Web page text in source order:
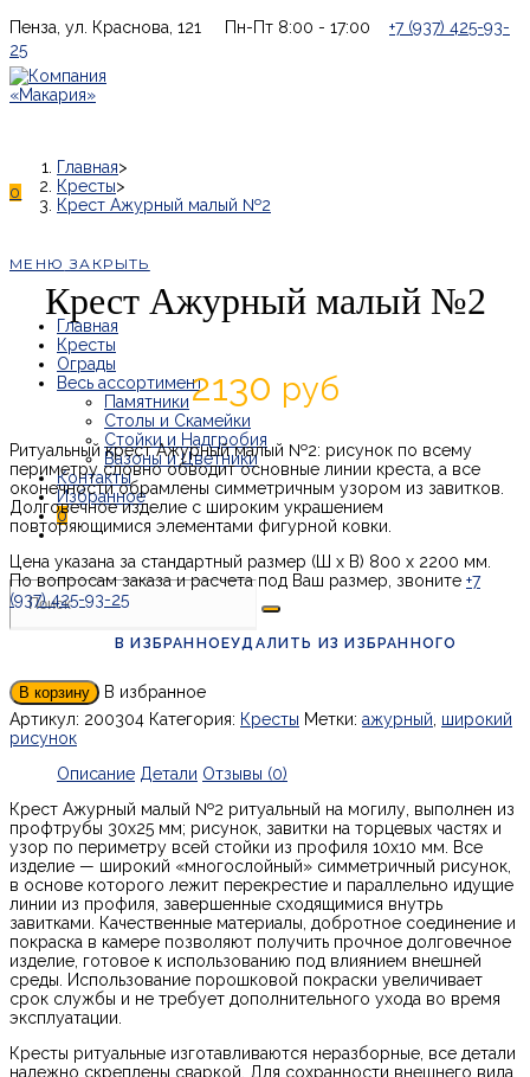
Перейти
к
содержимому
Пенза, ул. Краснова, 121 Пн-Пт 8:00 - 17:00 +7 (937) 425-93-
25
0
МЕНЮ ЗАКРЫТЬ
Главная
Кресты
Ограды
Весь ассортимент
Памятники
Столы и Скамейки
Стойки и Надгробия
Вазоны и Цветники
Контакты
0
Главная>
Кресты>
Крест Ажурный малый №2
Крест Ажурный малый №2
2130 руб
Ритуальный крест Ажурный малый №2: рисунок по всему
периметру словно обводит основные линии креста, а все
оконечности обрамлены симметричным узором из завитков.
Долговечное изделие с широким украшением
повторяющимися элементами фигурной ковки.
Цена указана за стандартный размер (Ш х В) 800 х 2200 мм.
По вопросам заказа и расчета под Ваш размер, звоните +7
(937) 425-93-25
В корзину
В ИЗБРАННОЕУДАЛИТЬ ИЗ ИЗБРАННОГО
В избранное
Артикул: 200304 Категория: Кресты Метки: ажурный широкий
рисунок
Описание Детали Отзывы (0)
Крест Ажурный малый №2 ритуальный на могилу, выполнен из
профтрубы 30х25 мм; рисунок, завитки на торцевых частях и
узор по периметру всей стойки из профиля 10х10 мм. Все
изделие — широкий «многослойный» симметричный рисунок,
в основе которого лежит перекрестие и параллельно идущие
линии из профиля, завершенные сходящимися внутрь
завитками. Качественные материалы, добротное соединение и
покраска в камере позволяют получить прочное долговечное
изделие, готовое к использованию под влиянием внешней
среды. Использование порошковой покраски увеличивает
срок службы и не требует дополнительного ухода во время
эксплуатации.
Кресты ритуальные изготавливаются неразборные, все детали
надежно скреплены сваркой. Для сохранности внешнего вида